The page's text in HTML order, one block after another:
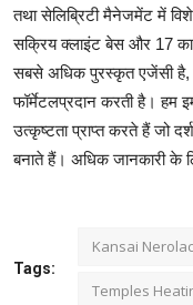
तथा सेलिब्रिटी मैनेजमेंट में
सक्रिय क्लाइंट बेस और 17
सबसे अधिक पुरस्कृत एजेंसी है,
फॉर्मेटलप्रदान करती है। हम
उत्कृष्टता प्राप्त करते हैं जो
बनाते हैं। अधिक जानकारी के
Tags:
Kansai Nerolac
Temples